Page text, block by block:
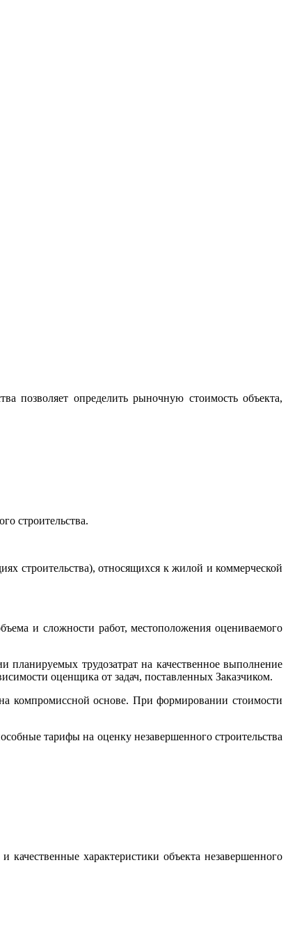
позволяет определить рыночную стоимость объекта,
строительства.
строительства), относящихся к жилой и коммерческой
и сложности работ, местоположения оцениваемого
планируемых трудозатрат на качественное выполнение
оценщика от задач, поставленных Заказчиком.
компромиссной основе. При формировании стоимости
тарифы на оценку незавершенного строительства
характеристики объекта незавершенного